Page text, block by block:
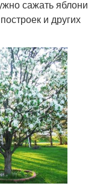
сажать яблони
и других